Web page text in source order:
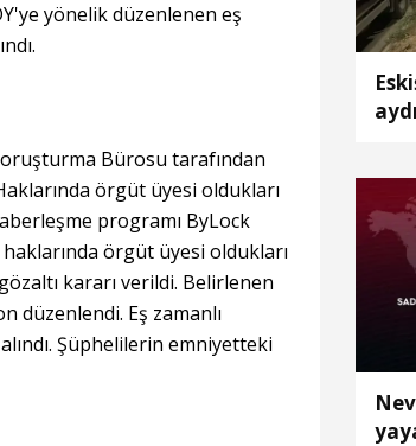
yönelik düzenlenen eş
Bürosu tarafından
örgüt üyesi oldukları
programı ByLock
örgüt üyesi oldukları
kararı verildi. Belirlenen
düzenlendi. Eş zamanlı
Şüphelilerin emniyetteki